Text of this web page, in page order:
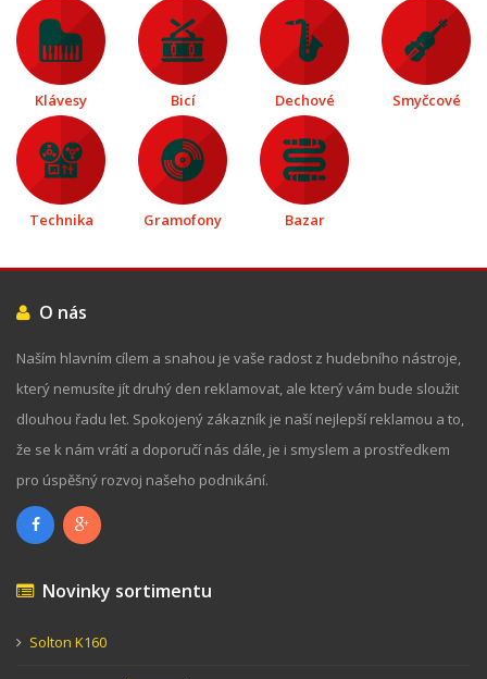
Klávesy Bicí Dechové Smyčcové
Technika Gramofony Bazar
O nás
Naším hlavním cílem a snahou je vaše radost z hudebního nástroje,
který nemusíte jít druhý den reklamovat, ale který vám bude sloužit
dlouhou řadu let. Spokojený zákazník je naší nejlepší reklamou a to,
že se k nám vrátí a doporučí nás dále, je i smyslem a prostředkem
pro úspěšný rozvoj našeho podnikání.
Novinky sortimentu
Solton K160